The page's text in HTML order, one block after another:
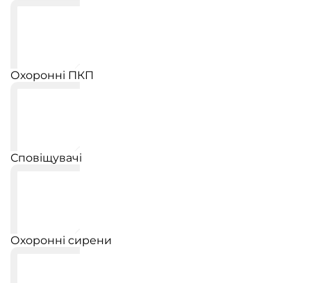
Охоронні ПКП
Сповіщувачі
Охоронні сирени